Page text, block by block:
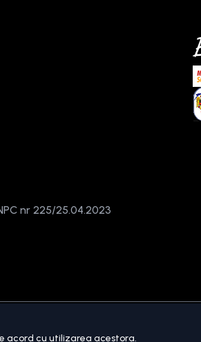
nr 225/25.04.2023
acord cu utilizarea acestora.